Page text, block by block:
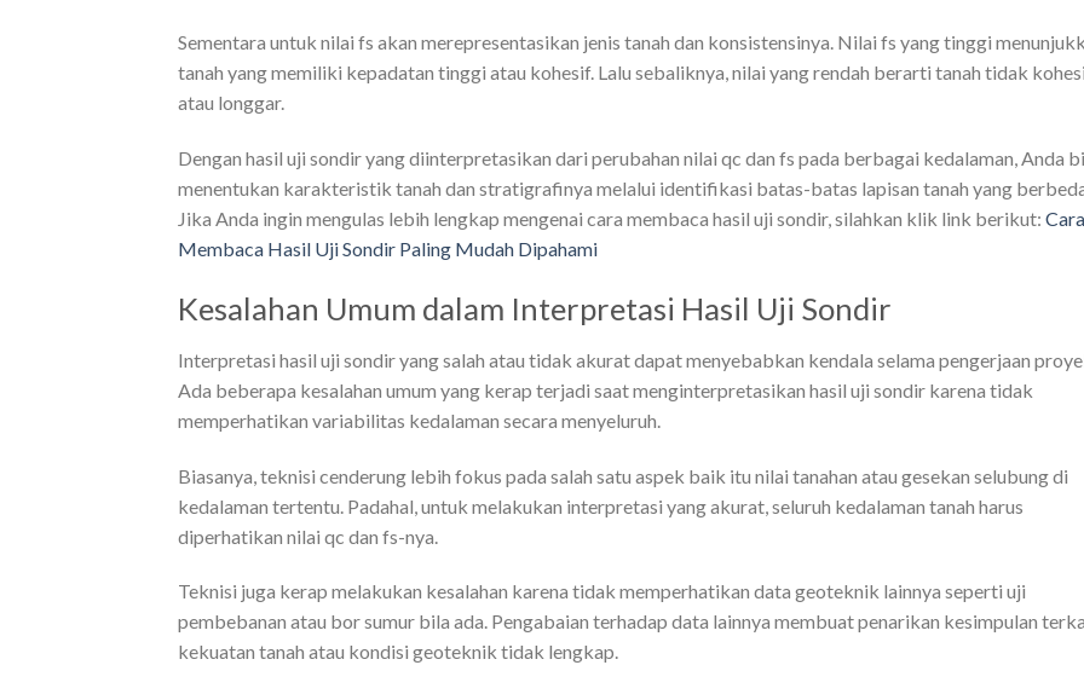
Sementara untuk nilai fs akan merepresentasikan jenis tanah dan konsistensinya. Nilai fs yang tinggi
tanah yang memiliki kepadatan tinggi atau kohesif. Lalu sebaliknya, nilai yang rendah berarti tanah tidak
atau longgar.
Dengan hasil uji sondir yang diinterpretasikan dari perubahan nilai qc dan fs pada berbagai kedalaman, Anda
menentukan karakteristik tanah dan stratigrafinya melalui identifikasi batas-batas lapisan tanah yang
Jika Anda ingin mengulas lebih lengkap mengenai cara membaca hasil uji sondir, silahkan klik link berikut: Cara
Membaca Hasil Uji Sondir Paling Mudah Dipahami
Kesalahan Umum dalam Interpretasi Hasil Uji Sondir
Interpretasi hasil uji sondir yang salah atau tidak akurat dapat menyebabkan kendala selama pengerjaan
Ada beberapa kesalahan umum yang kerap terjadi saat menginterpretasikan hasil uji sondir karena tidak
memperhatikan variabilitas kedalaman secara menyeluruh.
Biasanya, teknisi cenderung lebih fokus pada salah satu aspek baik itu nilai tanahan atau gesekan selubung di
kedalaman tertentu. Padahal, untuk melakukan interpretasi yang akurat, seluruh kedalaman tanah harus
diperhatikan nilai qc dan fs-nya.
Teknisi juga kerap melakukan kesalahan karena tidak memperhatikan data geoteknik lainnya seperti uji
pembebanan atau bor sumur bila ada. Pengabaian terhadap data lainnya membuat penarikan kesimpulan
kekuatan tanah atau kondisi geoteknik tidak lengkap.